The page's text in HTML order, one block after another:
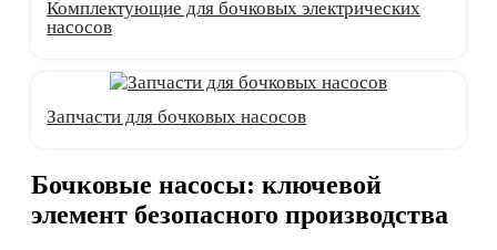
Комплектующие для бочковых электрических
насосов
Запчасти для бочковых насосов
Бочковые насосы: ключевой
элемент безопасного производства